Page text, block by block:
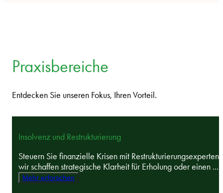
Praxisbereiche
Entdecken Sie unseren Fokus, Ihren Vorteil.
Insolvenz und Restrukturierung
Steuern Sie finanzielle Krisen mit Restrukturierungsexperten
wir schaffen strategische Klarheit für Erholung oder einen ...
Mehr erforschen